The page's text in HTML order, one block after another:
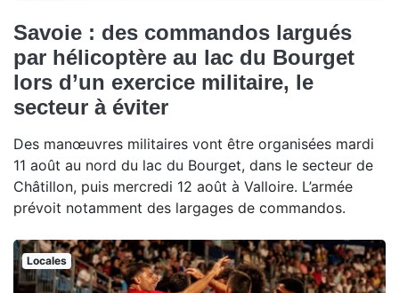
Savoie : des commandos largués
par hélicoptère au lac du Bourget
lors d’un exercice militaire, le
secteur à éviter
Des manœuvres militaires vont être organisées mardi
11 août au nord du lac du Bourget, dans le secteur de
Châtillon, puis mercredi 12 août à Valloire. L’armée
prévoit notamment des largages de commandos.
Locales